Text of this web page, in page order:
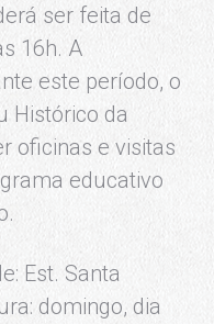
ser feita de
16h. A
este período, o
Histórico da
oficinas e visitas
educativo
Est. Santa
domingo, dia